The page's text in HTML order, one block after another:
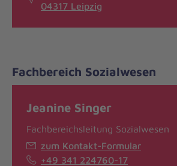
04317 Leipzig
Fachbereich Sozialwesen
Jeanine Singer
Fachbereichsleitung Sozialwesen
zum Kontakt-Formular
+49 341 224760-17